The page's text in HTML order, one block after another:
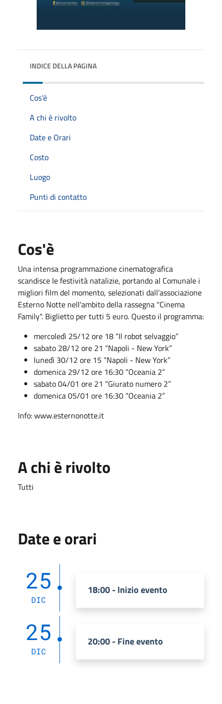
INDICE DELLA PAGINA
Cos'è
A chi è rivolto
Date e Orari
Costo
Luogo
Punti di contatto
Cos'è
Una intensa programmazione cinematografica
scandisce le festività natalizie, portando al Comunale i
migliori film del momento, selezionati dall’associazione
Esterno Notte nell'ambito della rassegna "Cinema
Family". Biglietto per tutti 5 euro. Questo il programma:
mercoledì 25/12 ore 18 “Il robot selvaggio”
sabato 28/12 ore 21 “Napoli - New York”
lunedì 30/12 ore 15 “Napoli - New York”
domenica 29/12 ore 16:30 “Oceania 2”
sabato 04/01 ore 21 “Giurato numero 2”
domenica 05/01 ore 16:30 “Oceania 2”
Info: www.esternonotte.it
A chi è rivolto
Tutti
Date e orari
25
DIC
18:00 - Inizio evento
25
DIC
20:00 - Fine evento